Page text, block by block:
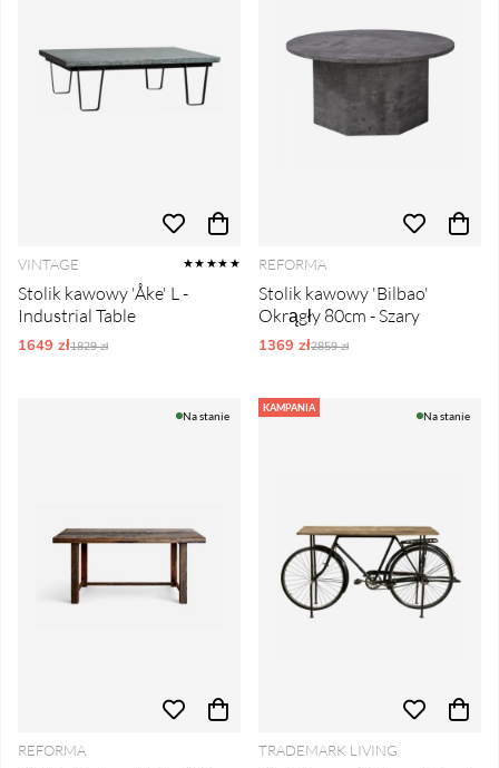
VINTAGE ★★★★★
Stolik kawowy 'Åke' L -
Industrial Table
1649 złOrdynarne ceny:
1829 zł
REFORMA
Stolik kawowy 'Bilbao'
Okrągły 80cm - Szary
1369 złOrdynarne ceny:
2859 zł
Na stanie
REFORMA
KAMPANIA
Na stanie
TRADEMARK LIVING